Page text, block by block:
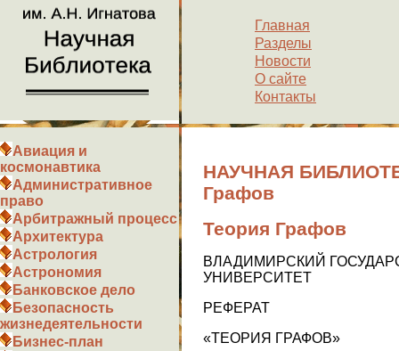
Главная
Разделы
Новости
О сайте
Контакты
Авиация и
космонавтика
Административное
право
Арбитражный процесс
Архитектура
Астрология
Астрономия
Банковское дело
Безопасность
жизнедеятельности
Бизнес-план
НАУЧНАЯ
Графов
Теория Графов
ВЛАДИМИРСКИЙ
УНИВЕРСИТЕТ
РЕФЕРАТ
«ТЕОРИЯ ГРАФОВ»